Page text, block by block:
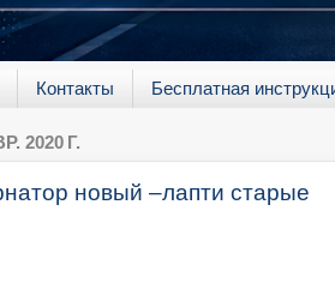
Контакты Бесплатная
2020 Г.
новый –лапти старые